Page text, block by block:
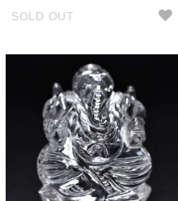
SOLD OUT